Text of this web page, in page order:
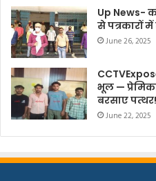
Up News-
से पत्रकारों में
June 26, 2025
भूल —
बरसाए पत्थर!
June 22, 2025